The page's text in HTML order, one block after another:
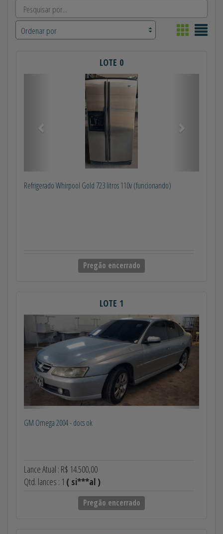
LOTE 0
Refrigerado Whirpool Gold 723 litros 110v (funcionando)
Pregão encerrado
LOTE 1
Anterior Próximo
GM Omega 2004 - docs ok
Lance Atual : R$ 14.500,00
Qtd. lances : 1 ( si***al )
Pregão encerrado